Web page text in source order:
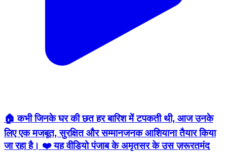
🏠 कभी जिनके घर की छत हर बारिश में टपकती थी, आज उनके
लिए एक मजबूत, सुरक्षित और सम्मानजनक आशियाना तैयार किया
जा रहा है। ❤️ यह वीडियो पंजाब के अमृतसर के उस ज़रूरतमंद